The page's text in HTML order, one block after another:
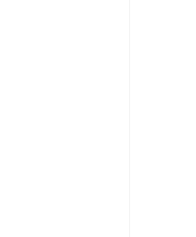
Grado 6
Grado 9